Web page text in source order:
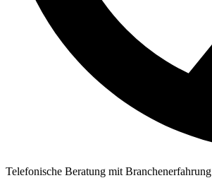
Telefonische Beratung mit Branchenerfahrung